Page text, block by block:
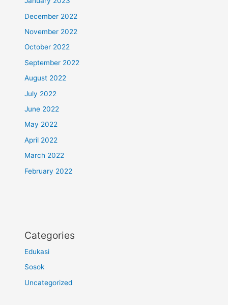
December 2022
November 2022
October 2022
September 2022
August 2022
July 2022
June 2022
May 2022
April 2022
March 2022
February 2022
Categories
Edukasi
Sosok
Uncategorized